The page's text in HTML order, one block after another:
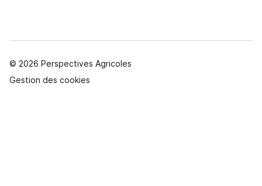
© 2026 Perspectives Agricoles
Gestion des cookies